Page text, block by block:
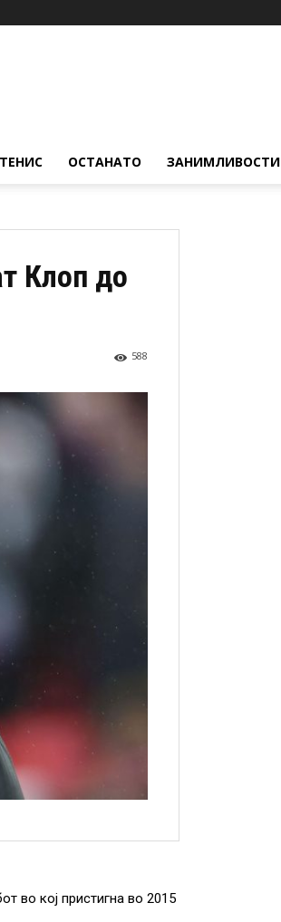
ТЕНИС ОСТАНАТО ЗАНИМЛИВОСТИ
Клоп до
588
во кој пристигна во 2015